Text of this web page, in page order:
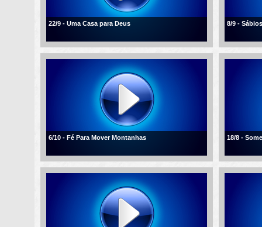
22/9 - Uma Casa para Deus 8/9 -
6/10 - Fé Para Mover Montanhas 18/8 -